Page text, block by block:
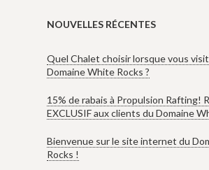
NOUVELLES RÉCENTES
Quel Chalet choisir lorsque vous
Domaine White Rocks ?
15% de rabais à Propulsion Rafting!
EXCLUSIF aux clients du Domaine
Bienvenue sur le site internet du
Rocks !